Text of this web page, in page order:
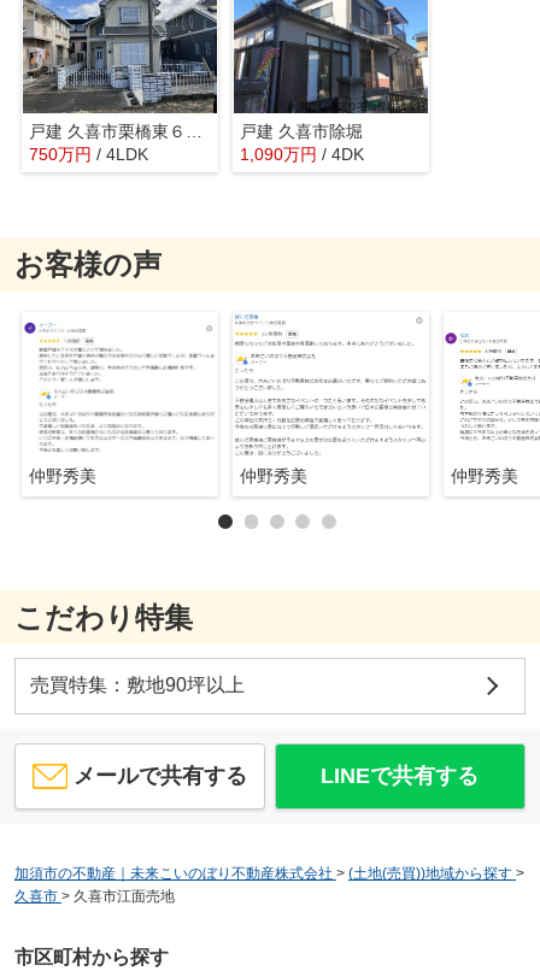
750万円 / 4LDK
戸建 久喜市除堀
1,090万円 / 4DK
お客様の声
仲野秀美 仲野秀美 仲野秀美
こだわり特集
売買特集：敷地90坪以上
メールで共有する LINEで共有する
加須市の不動産｜未来こいのぼり不動産株式会社 > (土地(売買))地域から探す >
久喜市 > 久喜市江面売地
市区町村から探す